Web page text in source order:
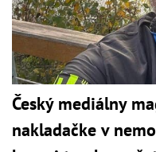
Český mediálny
nakladačke v